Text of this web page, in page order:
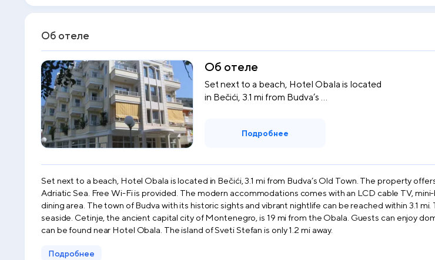
Об отеле
Об отеле
Set next to a beach, Hotel Obala is located
in Bečići, 3.1 mi from Budva’s ...
Подробнее
Set next to a beach, Hotel Obala is located in Bečići, 3.1 mi from Budva’s Old Town. The property
Adriatic Sea. Free Wi-Fi is provided. The modern accommodations comes with an LCD cable TV,
dining area. The town of Budva with its historic sights and vibrant nightlife can be reached within 3.1
seaside. Cetinje, the ancient capital city of Montenegro, is 19 mi from the Obala. Guests can enjoy
can be found near Hotel Obala. The island of Sveti Stefan is only 1.2 mi away.
Подробнее